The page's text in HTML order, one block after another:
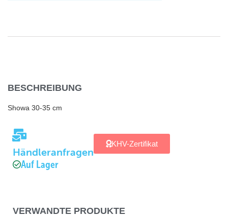
BESCHREIBUNG
Showa 30-35 cm
Händleranfragen
KHV-Zertifikat
Auf Lager
VERWANDTE PRODUKTE